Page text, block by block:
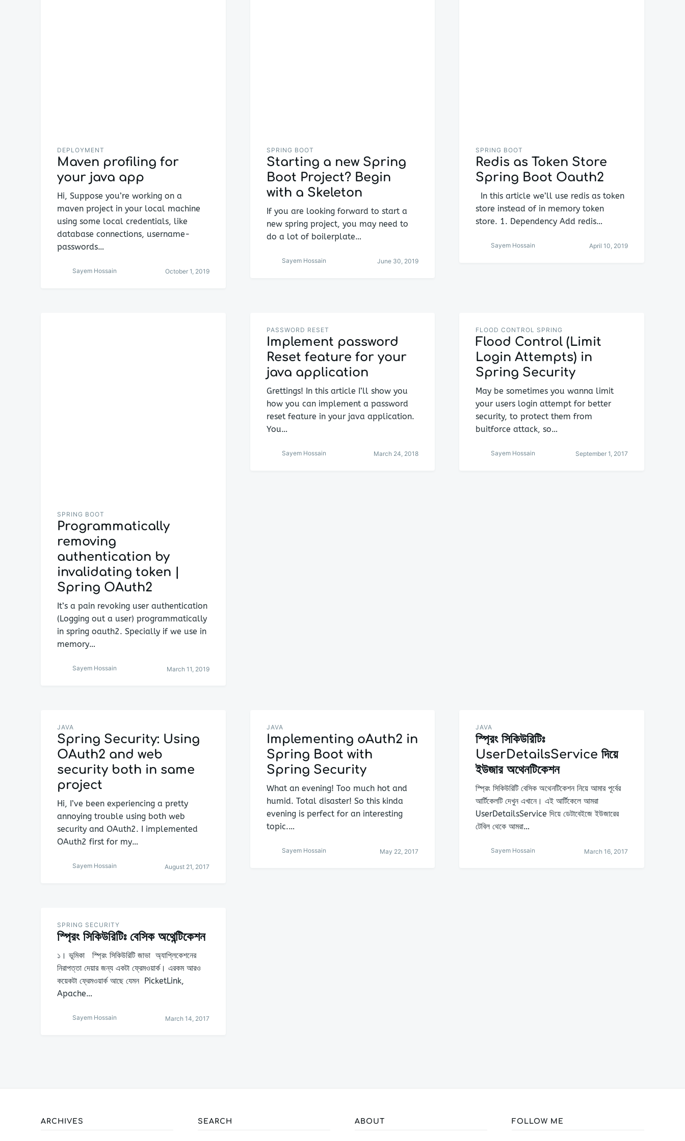
DEPLOYMENT
Maven profiling for
your java app
Hi, Suppose you’re working on a
maven project in your local machine
using some local credentials, like
database connections, username-
passwords…
Sayem Hossain October 1, 2019
SPRING BOOT
Starting a new Spring
Boot Project? Begin
with a Skeleton
If you are looking forward to start a
new spring project, you may need to
do a lot of boilerplate…
Sayem Hossain June 30, 2019
SPRING BOOT
Redis as Token Store
Spring Boot Oauth2
In this article we’ll use redis as token
store instead of in memory token
store. 1. Dependency Add redis…
Sayem Hossain April 10, 2019
SPRING BOOT
Programmatically
removing
authentication by
invalidating token |
Spring OAuth2
It’s a pain revoking user authentication
(Logging out a user) programmatically
in spring oauth2. Specially if we use in
memory…
Sayem Hossain March 11, 2019
PASSWORD RESET
Implement password
Reset feature for your
java application
Grettings! In this article I’ll show you
how you can implement a password
reset feature in your java application.
You…
Sayem Hossain March 24, 2018
FLOOD CONTROL SPRING
Flood Control (Limit
Login Attempts) in
Spring Security
May be sometimes you wanna limit
your users login attempt for better
security, to protect them from
buitforce attack, so…
Sayem Hossain September 1, 2017
JAVA
Spring Security: Using
OAuth2 and web
security both in same
project
Hi, I’ve been experiencing a pretty
annoying trouble using both web
security and OAuth2. I implemented
OAuth2 first for my…
Sayem Hossain August 21, 2017
JAVA
Implementing oAuth2 in
Spring Boot with
Spring Security
What an evening! Too much hot and
humid. Total disaster! So this kinda
evening is perfect for an interesting
topic.…
Sayem Hossain May 22, 2017
JAVA
স্প্রিং সিকিউরিটিঃ
UserDetailsService দিয়ে
ইউজার অথেনটিকেশন
স্প্রিং সিকিউরিটি বেসিক অথেনটিকেশন নিয়ে আমার পূর্বের
আর্টিকেলটি দেখুন এখানে। এই আর্টিকেলে আমরা
UserDetailsService দিয়ে ডেটাবেইজে ইউজারের
টেবিল থেকে আমরা…
Sayem Hossain March 16, 2017
SPRING SECURITY
স্প্রিং সিকিউরিটিঃ বেসিক অথেন্টিকেশন
১। ভূমিকা স্প্রিং সিকিউরিটি জাভা অ্যাপ্লিকেশনের
নিরাপত্তা দেয়ার জন্য একটা ফ্রেমওয়ার্ক। এরকম আরও
কয়েকটা ফ্রেমওয়ার্ক আছে যেমন PicketLink,
Apache…
Sayem Hossain March 14, 2017
ARCHIVES SEARCH ABOUT FOLLOW ME